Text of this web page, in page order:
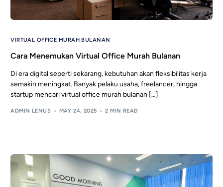
VIRTUAL OFFICE MURAH BULANAN
Cara Menemukan Virtual Office Murah Bulanan
Di era digital seperti sekarang, kebutuhan akan fleksibilitas kerja
semakin meningkat. Banyak pelaku usaha, freelancer, hingga
startup mencari virtual office murah bulanan […]
ADMIN LENUS MAY 24, 2025 2 MIN READ